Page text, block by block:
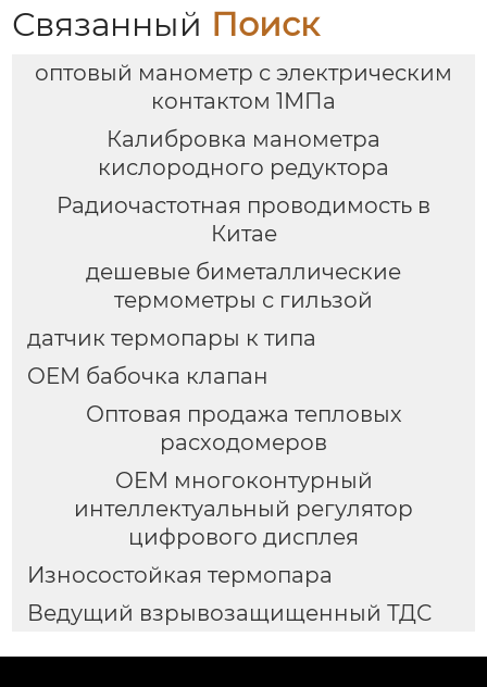
Связанный Поиск
оптовый манометр с электрическим
контактом 1МПа
Калибровка манометра
кислородного редуктора
Радиочастотная проводимость в
Китае
дешевые биметаллические
термометры с гильзой
датчик термопары к типа
OEM бабочка клапан
Оптовая продажа тепловых
расходомеров
OEM многоконтурный
интеллектуальный регулятор
цифрового дисплея
Износостойкая термопара
Ведущий взрывозащищенный ТДС